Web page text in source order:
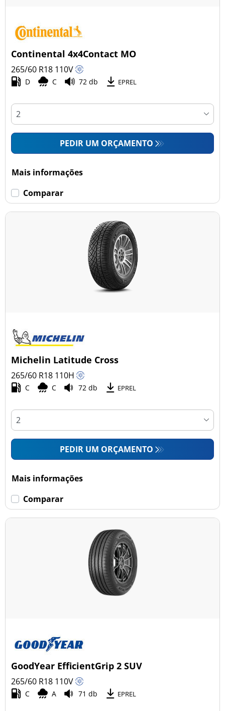
Continental 4x4Contact MO
265/60 R18 110V
D C 72 db EPREL
PEDIR UM ORÇAMENTO
Mais informações
Comparar
Michelin Latitude Cross
265/60 R18 110H
C C 72 db EPREL
PEDIR UM ORÇAMENTO
Mais informações
Comparar
GoodYear EfficientGrip 2 SUV
265/60 R18 110V
C A 71 db EPREL